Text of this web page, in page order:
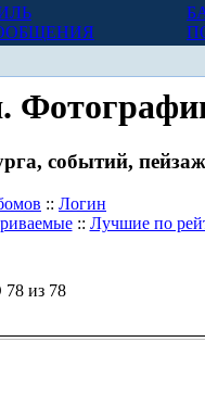
событий,
:: Логин
:: Лучшие по
из 78